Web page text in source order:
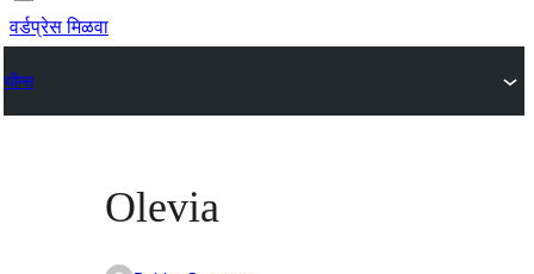
वर्डप्रेस मिळवा
थीम्स
Olevia